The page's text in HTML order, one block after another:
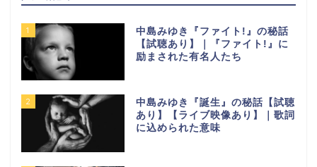
1
中島みゆき『ファイト!』の秘話
【試聴あり】｜『ファイト!』に
励まされた有名人たち
2
中島みゆき『誕生』の秘話【試聴
あり】【ライブ映像あり】｜歌詞
に込められた意味